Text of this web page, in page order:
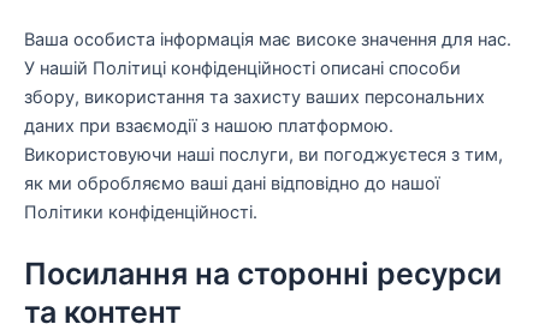
Ваша особиста інформація має високе значення для нас.
У нашій Політиці конфіденційності описані способи
збору, використання та захисту ваших персональних
даних при взаємодії з нашою платформою.
Використовуючи наші послуги, ви погоджуєтеся з тим,
як ми обробляємо ваші дані відповідно до нашої
Політики конфіденційності.
Посилання на сторонні ресурси
та контент